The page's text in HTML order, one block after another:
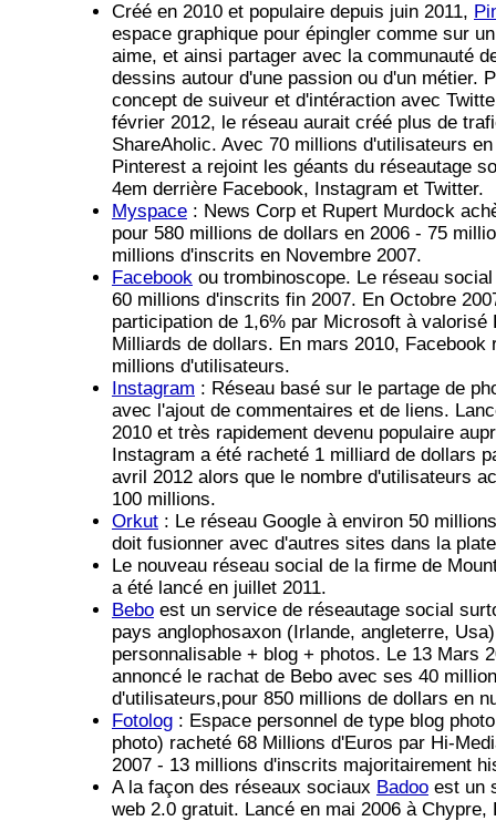
Créé en 2010 et populaire depuis juin 2011,
espace graphique pour épingler comme sur
aime, et ainsi partager avec la communauté
dessins autour d'une passion ou d'un métier.
concept de suiveur et d'intéraction avec
février 2012, le réseau aurait créé plus de
ShareAholic. Avec 70 millions d'utilisateurs
Pinterest a rejoint les géants du réseautage
4em derrière Facebook, Instagram et Twitter.
Myspace : News Corp et Rupert Murdock
pour 580 millions de dollars en 2006 - 75
millions d'inscrits en Novembre 2007.
Facebook ou trombinoscope. Le réseau
60 millions d'inscrits fin 2007. En Octobre
participation de 1,6% par Microsoft à valorisé
Milliards de dollars. En mars 2010, Facebook
millions d'utilisateurs.
Instagram : Réseau basé sur le partage de
avec l'ajout de commentaires et de liens.
2010 et très rapidement devenu populaire
Instagram a été racheté 1 milliard de dollars
avril 2012 alors que le nombre d'utilisateurs
100 millions.
Orkut : Le réseau Google à environ 50
doit fusionner avec d'autres sites dans la
Le nouveau réseau social de la firme de
a été lancé en juillet 2011.
Bebo est un service de réseautage social
pays anglophosaxon (Irlande, angleterre,
personnalisable + blog + photos. Le 13 Mars
annoncé le rachat de Bebo avec ses 40
d'utilisateurs,pour 850 millions de dollars en
Fotolog : Espace personnel de type blog
photo) racheté 68 Millions d'Euros par Hi-
2007 - 13 millions d'inscrits majoritairement
A la façon des réseaux sociaux Badoo est un
web 2.0 gratuit. Lancé en mai 2006 à Chypre,